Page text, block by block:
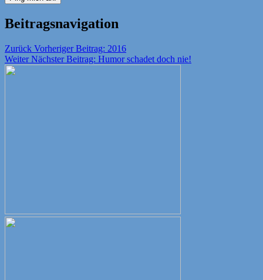
Beitragsnavigation
Zurück Vorheriger Beitrag: 2016
Weiter Nächster Beitrag: Humor schadet doch nie!